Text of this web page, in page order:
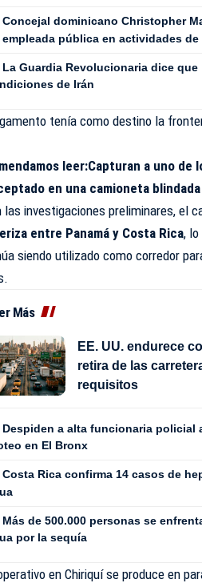
Concejal dominicano Christopher
empleada pública en actividades de
La Guardia Revolucionaria dice que
de Irán
tenía como destino la
leer:Capturan a uno de
en una camioneta blindada
las investigaciones preliminares, el
entre Panamá y Costa Rica,
siendo utilizado como corredor
Más
EE. UU. endurece
retira de las
requisitos
Despiden a alta funcionaria
en El Bronx
Costa Rica confirma 14 casos de
Más de 500.000 personas se
por la sequía
en Chiriquí se produce en